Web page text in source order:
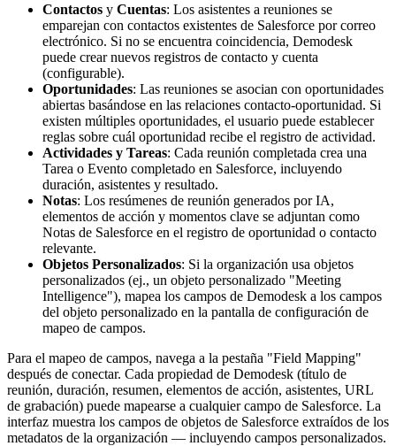
Contactos y Cuentas: Los asistentes a reuniones se
emparejan con contactos existentes de Salesforce por correo
electrónico. Si no se encuentra coincidencia, Demodesk
puede crear nuevos registros de contacto y cuenta
(configurable).
Oportunidades: Las reuniones se asocian con oportunidades
abiertas basándose en las relaciones contacto-oportunidad. Si
existen múltiples oportunidades, el usuario puede establecer
reglas sobre cuál oportunidad recibe el registro de actividad.
Actividades y Tareas: Cada reunión completada crea una
Tarea o Evento completado en Salesforce, incluyendo
duración, asistentes y resultado.
Notas: Los resúmenes de reunión generados por IA,
elementos de acción y momentos clave se adjuntan como
Notas de Salesforce en el registro de oportunidad o contacto
relevante.
Objetos Personalizados: Si la organización usa objetos
personalizados (ej., un objeto personalizado "Meeting
Intelligence"), mapea los campos de Demodesk a los campos
del objeto personalizado en la pantalla de configuración de
mapeo de campos.
Para el mapeo de campos, navega a la pestaña "Field Mapping"
después de conectar. Cada propiedad de Demodesk (título de
reunión, duración, resumen, elementos de acción, asistentes, URL
de grabación) puede mapearse a cualquier campo de Salesforce. La
interfaz muestra los campos de objetos de Salesforce extraídos de los
metadatos de la organización — incluyendo campos personalizados.